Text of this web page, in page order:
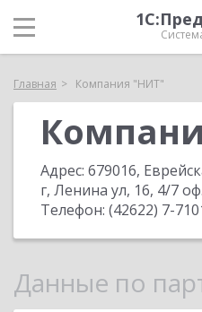
Главная Компания "НИТ"
Адрес: 679016,
г, Ленина ул, 16, 4/7 оф.
Телефон: (42622) 7-
Данные по